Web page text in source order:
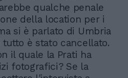
qualche penale
della location per i
si è parlato di Umbria
tutto è stato cancellato.
il quale la Prati ha
fotografici? Se la